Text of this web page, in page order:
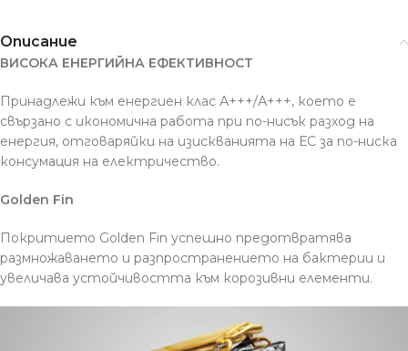
Описание
ВИСОКА ЕНЕРГИЙНА ЕФЕКТИВНОСТ
Принадлежи към енергиен клас А+++/А+++, което е
свързано с икономична работа при по-нисък разход на
енергия, отговаряйки на изискванията на ЕС за по-ниска
консумация на електричество.
Golden Fin
Покритието Golden Fin успешно предотвратява
размножаването и разпространението на бактерии и
увеличава устойчивостта към корозивни елементи.